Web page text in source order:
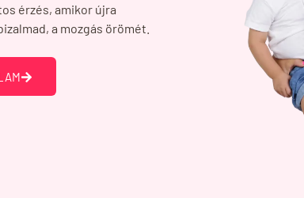
érzés, amikor újra
a mozgás örömét.